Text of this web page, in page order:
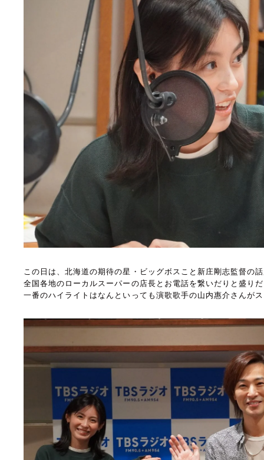
この日は、北海道の期待の星・ビッグボスこと新庄剛志監督の
全国各地のローカルスーパーの店長とお電話を繋いだりと盛り
一番のハイライトはなんといっても演歌歌手の山内惠介さんが